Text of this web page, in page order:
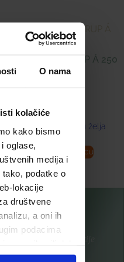
O nama
kolačiće
kako bismo
oglase,
medija i
podatke o
lokacije
društvene
a oni ih
podacima
usluge.
ALPENKRAFT SIRUP Á 250
ML
Dodaj u listu želja
Dodaj u košaricu
i ekskluzivne promocije